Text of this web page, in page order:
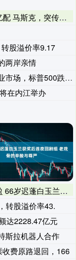
克，突传大消息！成本骤降99%！
股溢价率9.17
两岸亲情
，标普500跌势恐难
在内江举办
玉兰获奖后连夜回剧组 老戏骨的辛酸与尊严
转股溢价率43.
达2228.47亿元
斯拉机器人合作
收费原路退回，166